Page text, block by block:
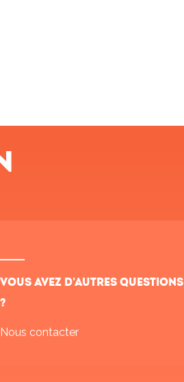
Vous avez d'autres questions
?
Nous contacter